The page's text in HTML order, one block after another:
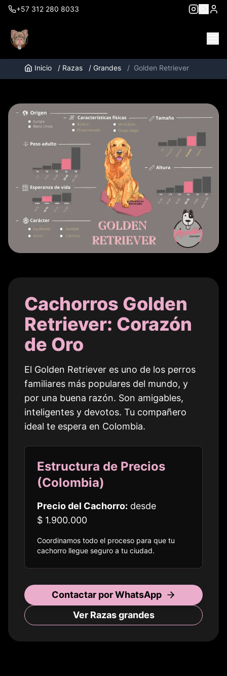
+57 312 280 8033
Inicio / Razas / Grandes / Golden Retriever
Cachorros Golden
Retriever: Corazón
de Oro
El Golden Retriever es uno de los perros
familiares más populares del mundo, y
por una buena razón. Son amigables,
inteligentes y devotos. Tu compañero
ideal te espera en Colombia.
Estructura de Precios
(Colombia)
Precio del Cachorro: desde
$ 1.900.000
Coordinamos todo el proceso para que tu
cachorro llegue seguro a tu ciudad.
Contactar por WhatsApp
Ver Razasgrandes